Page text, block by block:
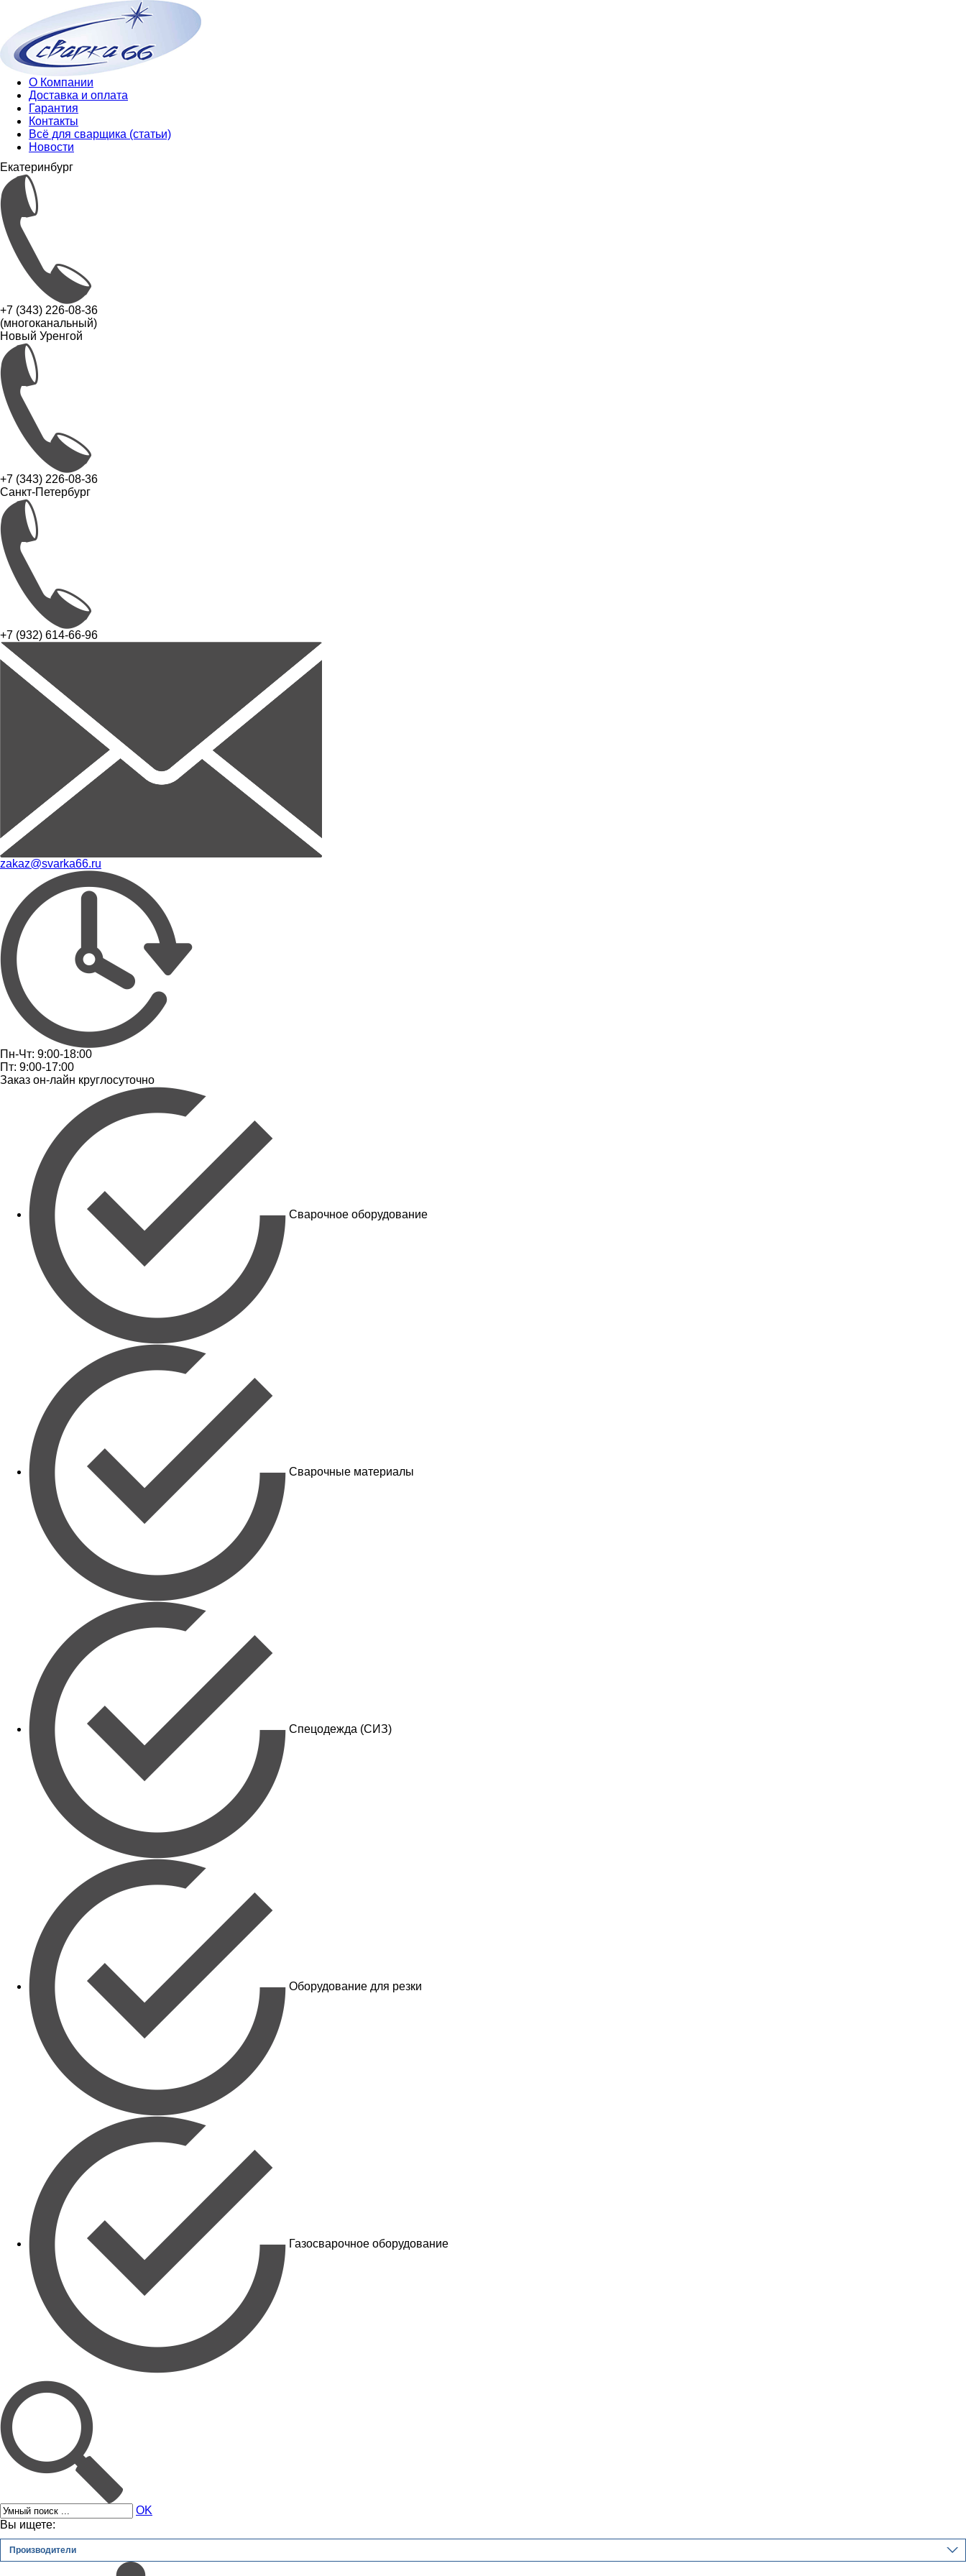
О Компании
Доставка и оплата
Гарантия
Контакты
Всё для сварщика (статьи)
Новости
Екатеринбург
+7 (343) 226-08-36
(многоканальный)
Новый Уренгой
+7 (343) 226-08-36
Санкт-Петербург
+7 (932) 614-66-96
zakaz@svarka66.ru
Пн-Чт: 9:00-18:00
Пт: 9:00-17:00
Заказ он-лайн круглосуточно
Сварочное оборудование
Сварочные материалы
Спецодежда (СИЗ)
Оборудование для резки
Газосварочное оборудование
OK
Вы ищете:
Производители